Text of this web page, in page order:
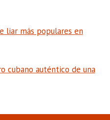
liar más populares en
cubano auténtico de una